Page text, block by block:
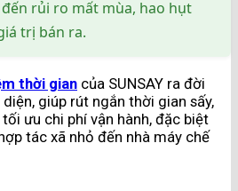
rủi ro mất mùa, hao hụt
trị bán ra.
thời gian của SUNSAY ra đời
giúp rút ngắn thời gian sấy,
ưu chi phí vận hành, đặc biệt
tác xã nhỏ đến nhà máy chế